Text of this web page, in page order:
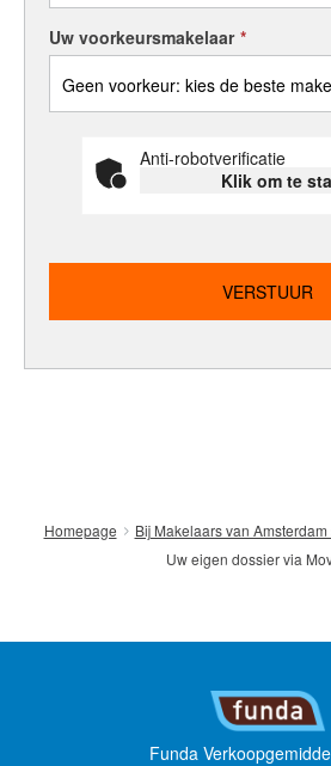
Uw voorkeursmakelaar *
Anti-robotverificatie
Klik om te
Homepage
Bij Makelaars van
Uw eigen dossier via
Funda